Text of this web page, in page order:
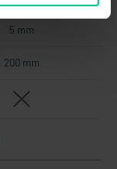
5 mm
200 mm